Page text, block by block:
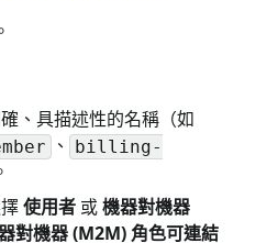
、具描述性的名稱（如
、
billing-
使用者 或機器對機器
對機器 (M2M) 角色可連結